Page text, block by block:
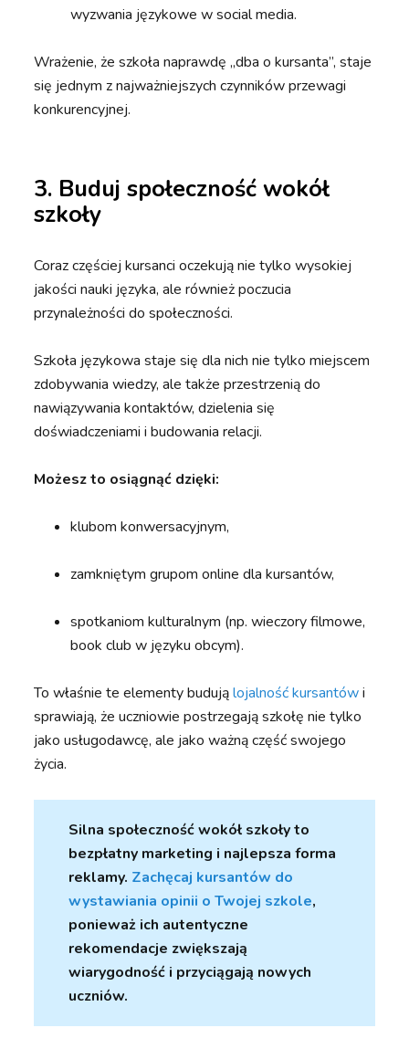
wyzwania językowe w social media.
Wrażenie, że szkoła naprawdę „dba o kursanta”, staje
się jednym z najważniejszych czynników przewagi
konkurencyjnej.
3. Buduj społeczność wokół
szkoły
Coraz częściej kursanci oczekują nie tylko wysokiej
jakości nauki języka, ale również poczucia
przynależności do społeczności.
Szkoła językowa staje się dla nich nie tylko miejscem
zdobywania wiedzy, ale także przestrzenią do
nawiązywania kontaktów, dzielenia się
doświadczeniami i budowania relacji.
Możesz to osiągnąć dzięki:
klubom konwersacyjnym,
zamkniętym grupom online dla kursantów,
spotkaniom kulturalnym (np. wieczory filmowe,
book club w języku obcym).
To właśnie te elementy budująlojalność kursantówi
sprawiają, że uczniowie postrzegają szkołę nie tylko
jako usługodawcę, ale jako ważną część swojego
życia.
Silna społeczność wokół szkoły to
bezpłatny marketing i najlepsza forma
reklamy. Zachęcaj kursantów do
wystawiania opinii o Twojej szkole,
ponieważ ich autentyczne
rekomendacje zwiększają
wiarygodność i przyciągają nowych
uczniów.